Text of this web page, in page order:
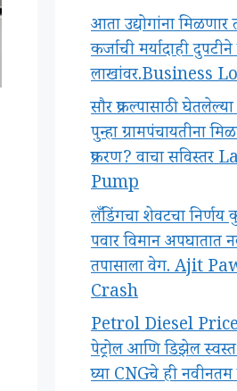
आता उद्योगांना
कर्जाची मर्यादाही
लाखांवर.Business
सौर प्रकल्पासाठी
पुन्हा ग्रामपंचायतीना
प्रकरण? वाचा
Pump
लँडिंगचा शेवटचा
पवार विमान अपघातात
तपासाला वेग. Ajit
Crash
Petrol Diesel
पेट्रोल आणि डिझेल
घ्या CNGचे ही नवीनतम